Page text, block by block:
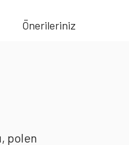
Önerileriniz
polen